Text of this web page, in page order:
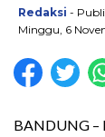
Redaksi -
Minggu, 6
BANDUNG –